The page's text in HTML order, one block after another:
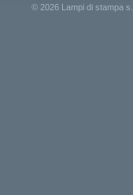
© 2026 Lampi di stampa